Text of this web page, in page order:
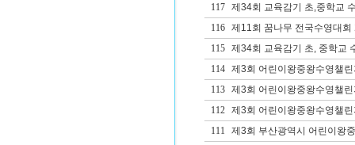
117
제34회 교육감기 초,중학교
116
제11회 꿈나무 전국수영대회
115
제34회 교육감기 초, 중학교
114
제3회 어린이왕중왕수영챌
113
제3회 어린이왕중왕수영챌
112
제3회 어린이왕중왕수영챌
111
제3회 부산광역시 어린이왕